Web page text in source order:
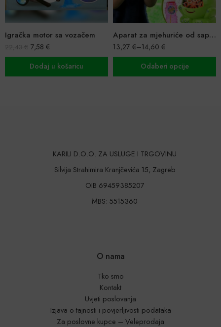
Igračka motor sa vozačem
22,43€ 7,58 €
Dodaj u košaricu
Aparat za mjehuriće od sapunice – razni modeli
13,27 €–14,60 €
Odaberi opcije
KARILI D.O.O. ZA USLUGE I TRGOVINU
Silvija Strahimira Kranjčevića 15, Zagreb
OIB 69459385207
MBS: 5515360
O nama
Tko smo
Kontakt
Uvjeti poslovanja
Izjava o tajnosti i povjerljivosti podataka
Za poslovne kupce – Veleprodaja